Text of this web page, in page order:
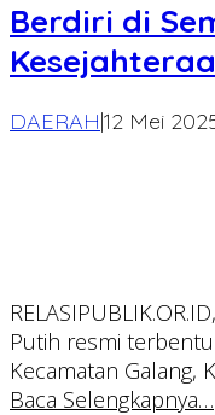
Berdiri di
DAERAH|12 Mei
Putih resmi
Kecamatan Galang,
Baca Selengkapnya…